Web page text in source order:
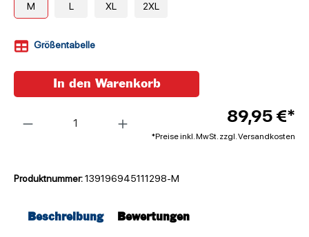
M L XL 2XL
Größentabelle
89,95 €*
*Preise inkl. MwSt. zzgl. Versandkosten
In den Warenkorb
Produktnummer:139196945111298-M
Beschreibung Bewertungen